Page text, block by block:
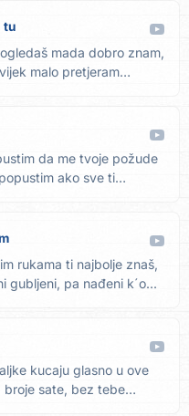
tu
mada dobro znam,
malo pretjeram
da me tvoje požude
ako sve ti
rukama ti najbolje znaš,
gubljeni, pa nađeni k´o...
kucaju glasno u ove
broje sate, bez tebe